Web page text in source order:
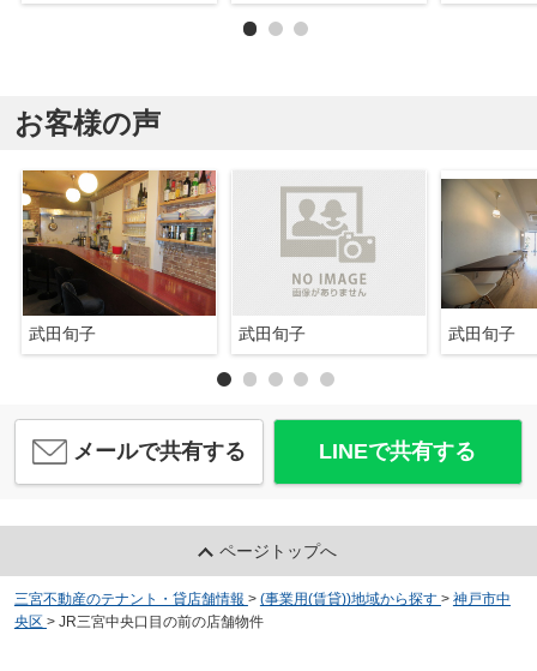
お客様の声
武田旬子 武田旬子 武田旬子
メールで共有する LINEで共有する
ページトップへ
三宮不動産のテナント・貸店舗情報 > (事業用(賃貸))地域から探す > 神戸市中
央区 > JR三宮中央口目の前の店舗物件